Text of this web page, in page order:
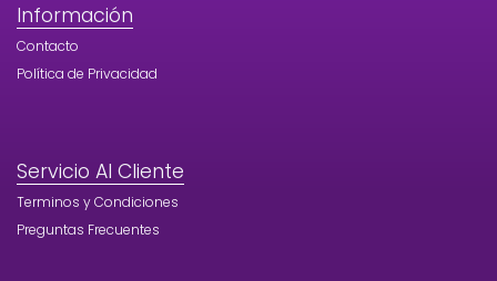
Información
Contacto
Política de Privacidad
Servicio Al Cliente
Terminos y Condiciones
Preguntas Frecuentes